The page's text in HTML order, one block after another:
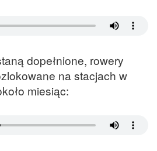
dopełnione, rowery
na stacjach w
miesiąc: